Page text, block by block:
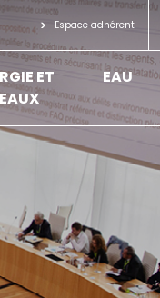
Espace adhérent
ET
EAU